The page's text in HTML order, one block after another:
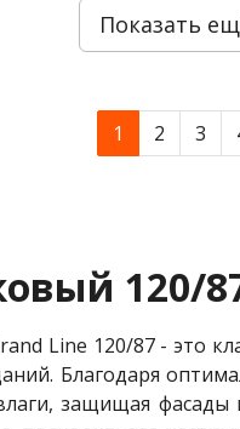
Показать
1 2 3
120/
Line 120/87 - это
Благодаря
защищая